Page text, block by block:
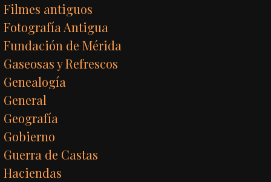
Filmes antiguos
Fotografía Antigua
Fundación de Mérida
Gaseosas y Refrescos
Genealogía
General
Geografía
Gobierno
Guerra de Castas
Haciendas